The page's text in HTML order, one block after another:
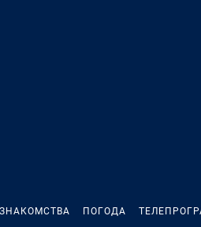
ЗНАКОМСТВА ПОГОДА